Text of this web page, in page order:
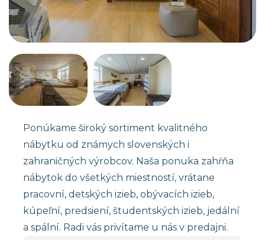
Ponúkame široký sortiment kvalitného
nábytku od známych slovenských i
zahraničných výrobcov. Naša ponuka zahŕňa
nábytok do všetkých miestností, vrátane
pracovní, detských izieb, obývacích izieb,
kúpeľní, predsiení, študentských izieb, jedální
a spální. Radi vás privítame u nás v predajni.